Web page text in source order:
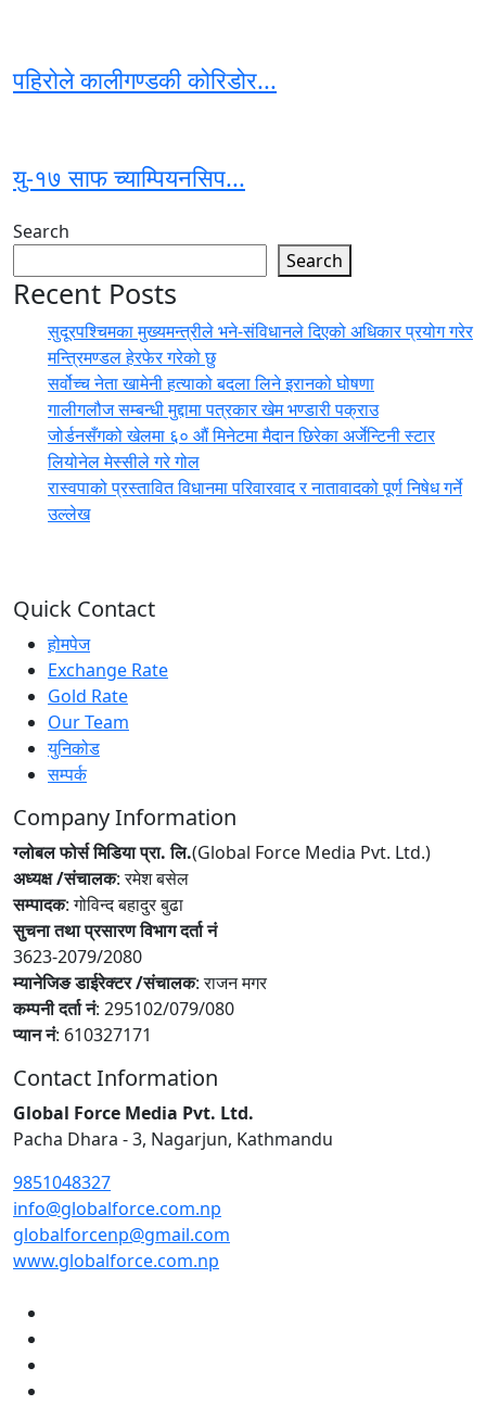
पहिरोले कालीगण्डकी कोरिडोर...
यु-१७ साफ च्याम्पियनसिप...
Search
Search
Recent Posts
सुदूरपश्चिमका मुख्यमन्त्रीले भने-संविधानले दिएको अधिकार प्रयोग गरेर
मन्त्रिमण्डल हेरफेर गरेको छु
सर्वोच्च नेता खामेनी हत्याको बदला लिने इरानको घोषणा
गालीगलौज सम्बन्धी मुद्दामा पत्रकार खेम भण्डारी पक्राउ
जोर्डनसँगको खेलमा ६० औं मिनेटमा मैदान छिरेका अर्जेन्टिनी स्टार
लियोनेल मेस्सीले गरे गोल
रास्वपाको प्रस्तावित विधानमा परिवारवाद र नातावादको पूर्ण निषेध गर्ने
उल्लेख
Quick Contact
होमपेज
Exchange Rate
Gold Rate
Our Team
युनिकोड
सम्पर्क
Company Information
ग्लोबल फोर्स मिडिया प्रा. लि.(Global Force Media Pvt. Ltd.)
अध्यक्ष /संचालक: रमेश बसेल
सम्पादक: गोविन्द बहादुर बुढा
सुचना तथा प्रसारण विभाग दर्ता नं
3623-2079/2080
म्यानेजिङ डाईरेक्टर /संचालक: राजन मगर
कम्पनी दर्ता नं: 295102/079/080
प्यान नं: 610327171
Contact Information
Global Force Media Pvt. Ltd.
Pacha Dhara - 3, Nagarjun, Kathmandu
9851048327
info@globalforce.com.np
globalforcenp@gmail.com
www.globalforce.com.np